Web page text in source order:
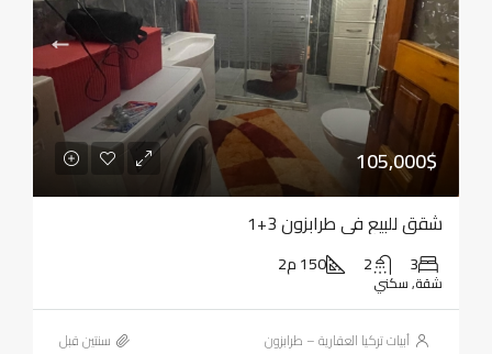
105,000$
شقق للبيع في طرابزون 3+1
3
2 150 م2
شقة, سكني
أبيات تركيا العقارية – طرابزون ‏سنتين قبل